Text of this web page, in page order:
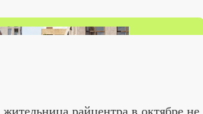
райцентра в октябре не